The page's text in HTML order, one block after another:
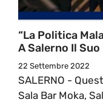
“La Politica
A Salerno Il
22 Settembre 2022
SALERNO -
Sala Bar Moka,